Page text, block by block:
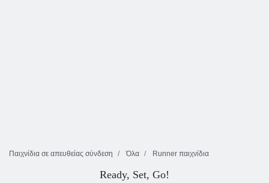
Παιχνίδια σε απευθείας σύνδεση Όλα Runner παιχνίδια
Ready, Set, Go!